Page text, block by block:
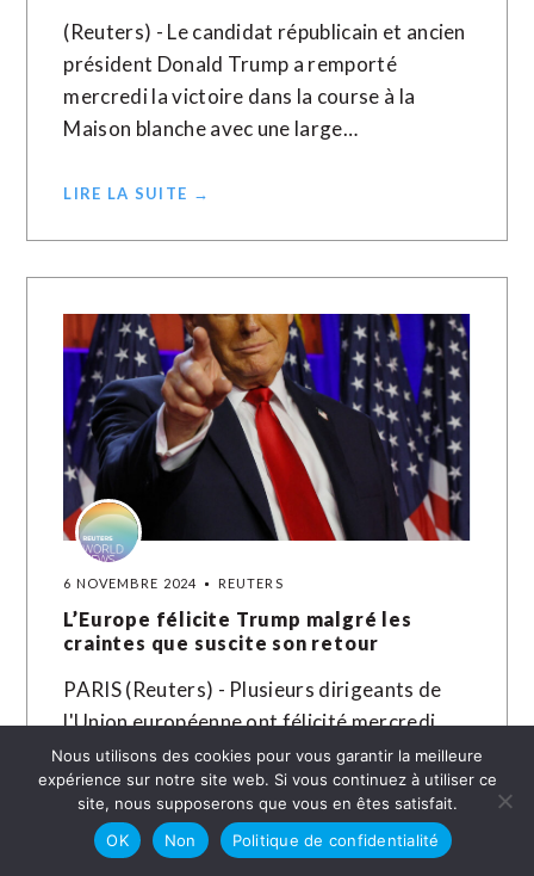
(Reuters) - Le candidat républicain et ancien
président Donald Trump a remporté
mercredi la victoire dans la course à la
Maison blanche avec une large…
LIRE LA SUITE →
6 NOVEMBRE 2024 REUTERS
L’Europe félicite Trump malgré les
craintes que suscite son retour
PARIS (Reuters) - Plusieurs dirigeants de
l'Union européenne ont félicité mercredi
Donald Trump pour sa victoire à l'élection
présidentielle américaine, malgré les
craintes que suscite…
Nous utilisons des cookies pour vous garantir la meilleure
expérience sur notre site web. Si vous continuez à utiliser ce
site, nous supposerons que vous en êtes satisfait.
OK
Non Politique de confidentialité